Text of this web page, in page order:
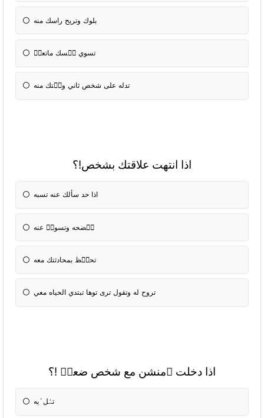
بلوك وتريح راسك منه
تسوي نٝسك ماتعرٝ
تدله على شخص ثاني وتٝتك منه
اذا انتهت علاقتك بشخص!؟
اذا حد سألك عنه تسبه
تٝضحه وتسولٝ عنه
تحتٝظ بمحادثتك معه
تروح له وتقول ترى توها تبتدي الحياه معي
اذا دخلت ٝمنشن مع شخص ضعيٝ !؟
تسٝل ٝيه